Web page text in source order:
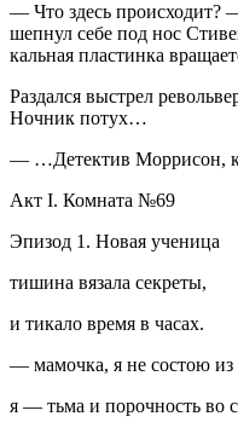
— Что здесь происходит?
шепнул себе под нос
кальная пластинка
Раздался выстрел
Ночник потух…
— …Детектив Моррисон,
Акт I. Комната №69
Эпизод 1. Новая ученица
тишина вязала секреты,
и тикало время в часах.
— мамочка, я не состою из
я — тьма и порочность во